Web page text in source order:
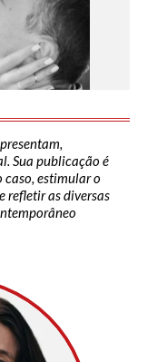
Sua publicação é
caso, estimular o
refletir as diversas